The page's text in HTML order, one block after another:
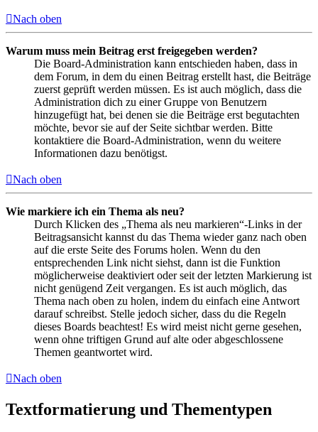
Nach oben
Warum muss mein Beitrag erst freigegeben werden?
Die Board-Administration kann entschieden haben, dass in
dem Forum, in dem du einen Beitrag erstellt hast, die Beiträge
zuerst geprüft werden müssen. Es ist auch möglich, dass die
Administration dich zu einer Gruppe von Benutzern
hinzugefügt hat, bei denen sie die Beiträge erst begutachten
möchte, bevor sie auf der Seite sichtbar werden. Bitte
kontaktiere die Board-Administration, wenn du weitere
Informationen dazu benötigst.
Nach oben
Wie markiere ich ein Thema als neu?
Durch Klicken des „Thema als neu markieren“-Links in der
Beitragsansicht kannst du das Thema wieder ganz nach oben
auf die erste Seite des Forums holen. Wenn du den
entsprechenden Link nicht siehst, dann ist die Funktion
möglicherweise deaktiviert oder seit der letzten Markierung ist
nicht genügend Zeit vergangen. Es ist auch möglich, das
Thema nach oben zu holen, indem du einfach eine Antwort
darauf schreibst. Stelle jedoch sicher, dass du die Regeln
dieses Boards beachtest! Es wird meist nicht gerne gesehen,
wenn ohne triftigen Grund auf alte oder abgeschlossene
Themen geantwortet wird.
Nach oben
Textformatierung und Thementypen